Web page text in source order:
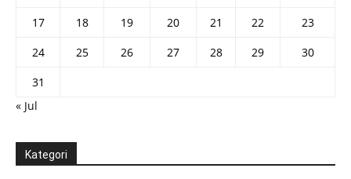
17
18 19 20 21 22
23
24
25 26 27 28 29
30
31
« Jul
Kategori